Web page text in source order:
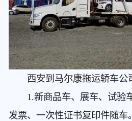
西安到马尔康拖运轿车公
1.新商品车、展车、试验车
发票、一次性证书复印件随车。